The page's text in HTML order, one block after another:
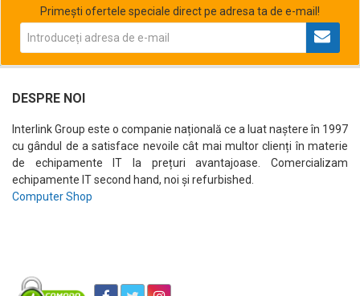
Primești ofertele speciale direct pe adresa ta de e-mail!
DESPRE NOI
Interlink Group este o companie națională ce a luat naștere în 1997
cu gândul de a satisface nevoile cât mai multor clienți în materie
de echipamente IT la prețuri avantajoase. Comercializam
echipamente IT second hand, noi și refurbished.
Computer Shop